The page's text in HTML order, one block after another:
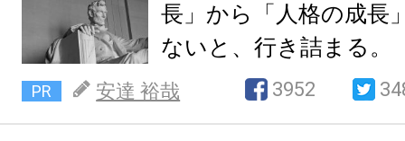
長」から「人格の成長
ないと、行き詰まる。
PR 安達 裕哉 3952